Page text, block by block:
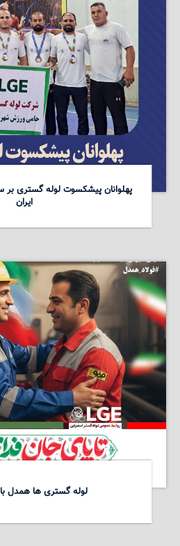
پهلوانان پیشکسوت لوله گستری بر
ایران
لوله گستری ها همدل